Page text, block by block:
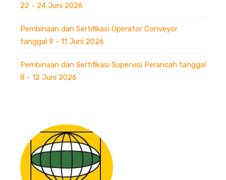
22 - 24 Juni 2026
Pembinaan dan Sertifikasi Operator Conveyor
tanggal 9 - 11 Juni 2026
Pembinaan dan Sertifikasi Supervisi Perancah tanggal
8 - 12 Juni 2026